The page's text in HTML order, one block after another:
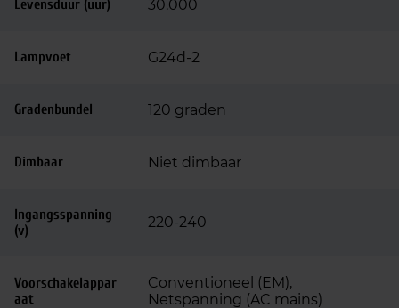
Levensduur (uur) 30.000
Lampvoet G24d-2
Gradenbundel 120 graden
Dimbaar Niet dimbaar
Ingangsspanning
(v)
220-240
Voorschakelappar
aat
Conventioneel (EM),
Netspanning (AC mains)